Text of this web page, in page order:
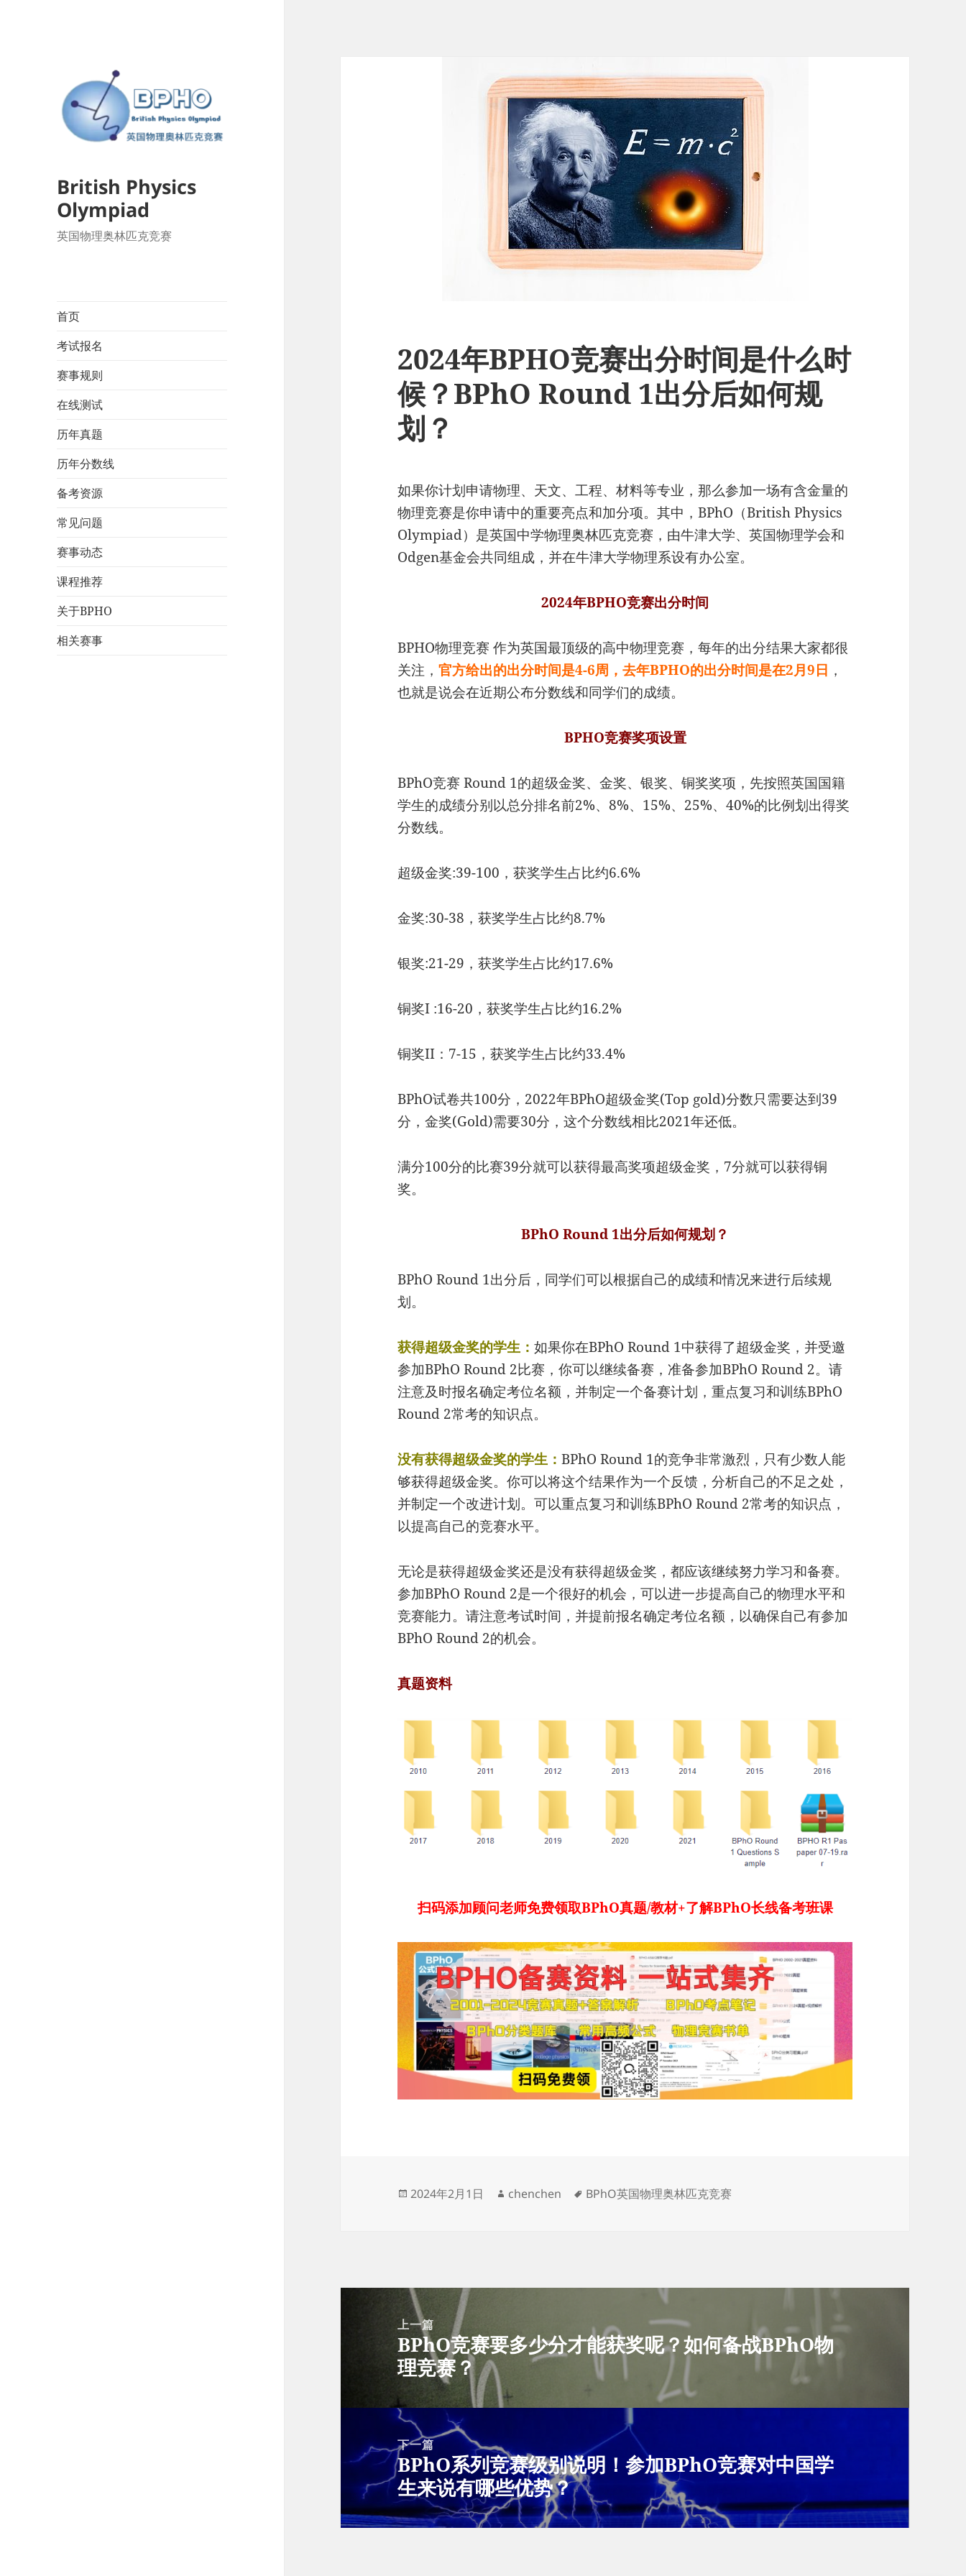
British Physics
Olympiad
英国物理奥林匹克竞赛
首页
考试报名
赛事规则
在线测试
历年真题
历年分数线
备考资源
常见问题
赛事动态
课程推荐
关于BPHO
相关赛事
2024年BPHO竞赛出分时间是什么时
候？BPhO Round 1出分后如何规
划？
如果你计划申请物理、天文、工程、材料等专业，那么参加一场有含金量的
物理竞赛是你申请中的重要亮点和加分项。其中，BPhO（British Physics
Olympiad）是英国中学物理奥林匹克竞赛，由牛津大学、英国物理学会和
Odgen基金会共同组成，并在牛津大学物理系设有办公室。
2024年BPHO竞赛出分时间
BPHO物理竞赛 作为英国最顶级的高中物理竞赛，每年的出分结果大家都很
关注，官方给出的出分时间是4-6周，去年BPHO的出分时间是在2月9日 ，
也就是说会在近期公布分数线和同学们的成绩。
BPHO竞赛奖项设置
BPhO竞赛 Round 1的超级金奖、金奖、银奖、铜奖奖项，先按照英国国籍
学生的成绩分别以总分排名前2%、8%、15%、25%、40%的比例划出得奖
分数线。
超级金奖:39-100，获奖学生占比约6.6%
金奖:30-38，获奖学生占比约8.7%
银奖:21-29，获奖学生占比约17.6%
铜奖I :16-20，获奖学生占比约16.2%
铜奖II：7-15，获奖学生占比约33.4%
BPhO试卷共100分，2022年BPhO超级金奖(Top gold)分数只需要达到39
分，金奖(Gold)需要30分，这个分数线相比2021年还低。
满分100分的比赛39分就可以获得最高奖项超级金奖，7分就可以获得铜
奖。
BPhO Round 1出分后如何规划？
BPhO Round 1出分后，同学们可以根据自己的成绩和情况来进行后续规
划。
获得超级金奖的学生：如果你在BPhO Round 1中获得了超级金奖，并受邀
参加BPhO Round 2比赛，你可以继续备赛，准备参加BPhO Round 2。请
注意及时报名确定考位名额，并制定一个备赛计划，重点复习和训练BPhO
Round 2常考的知识点。
没有获得超级金奖的学生：BPhO Round 1的竞争非常激烈，只有少数人能
够获得超级金奖。你可以将这个结果作为一个反馈，分析自己的不足之处，
并制定一个改进计划。可以重点复习和训练BPhO Round 2常考的知识点，
以提高自己的竞赛水平。
无论是获得超级金奖还是没有获得超级金奖，都应该继续努力学习和备赛。
参加BPhO Round 2是一个很好的机会，可以进一步提高自己的物理水平和
竞赛能力。请注意考试时间，并提前报名确定考位名额，以确保自己有参加
BPhO Round 2的机会。
真题资料
扫码添加顾问老师免费领取BPhO真题/教材+了解BPhO长线备考班课
发
2024年2月1日
作
chenchen
标
BPhO英国物理奥林匹克竞赛
上一篇
上
篇
章：
BPhO竞赛要多少分才能获奖呢？如何备战BPhO物
理竞赛？
下一篇
下
篇
文
章：
BPhO系列竞赛级别说明！参加BPhO竞赛对中国学
生来说有哪些优势？